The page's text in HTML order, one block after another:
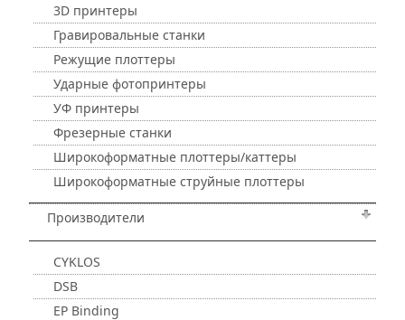
3D принтеры
Гравировальные станки
Режущие плоттеры
Ударные фотопринтеры
УФ принтеры
Фрезерные станки
Широкоформатные плоттеры/каттеры
Широкоформатные струйные плоттеры
Производители
CYKLOS
DSB
EP Binding